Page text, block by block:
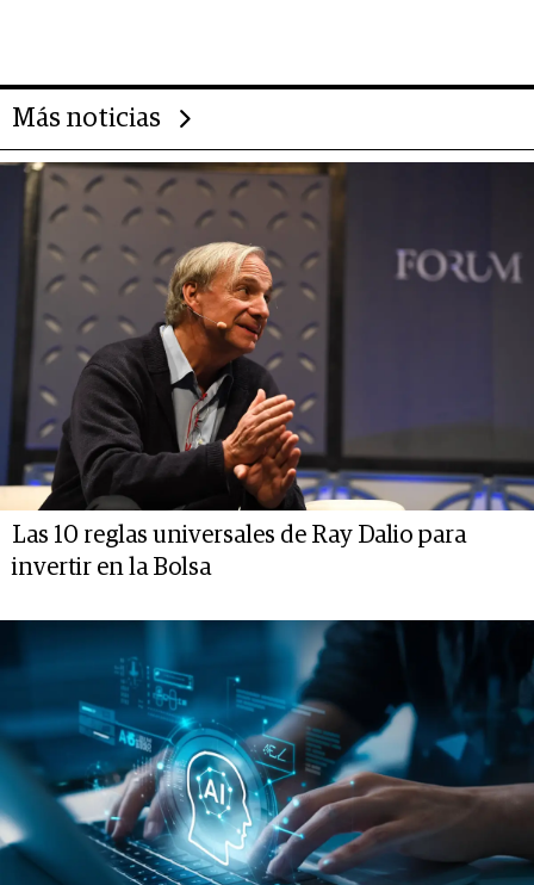
Más noticias
Las 10 reglas universales de Ray Dalio para
invertir en la Bolsa